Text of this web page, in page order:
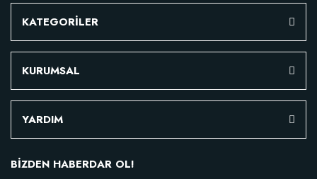
Stokta Yok
KATEGORİLER
KURUMSAL
YARDIM
BİZDEN HABERDAR OL!